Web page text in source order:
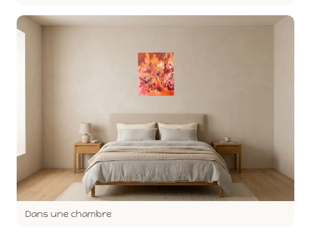
Dans une chambre